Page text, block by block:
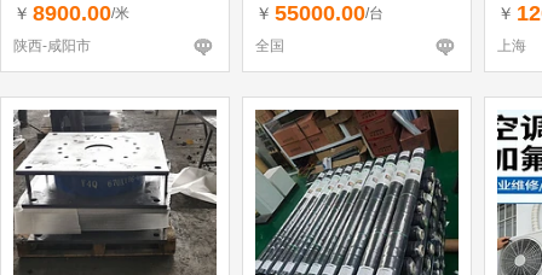
￥ 8900.00/米
陕西-咸阳市
￥ 55000.00/台
全国
￥
上海